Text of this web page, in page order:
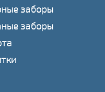
заборы
заборы